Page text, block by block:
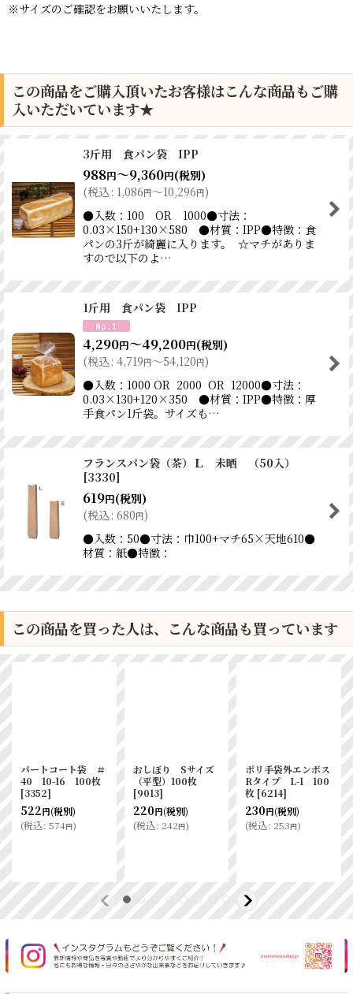
※サイズのご確認をお願いいたします。
この商品をご購入頂いたお客様はこんな商品もご購
入いただいています★
3斤用 食パン袋 IPP
988円～9,360円(税別)
(税込: 1,086円～10,296円)
●入数：100 OR 1000●寸法：
0.03×150+130×580 ●材質：IPP●特徴：食
パンの3斤が綺麗に入ります。 ☆マチがありま
すので以下のよ…
1斤用 食パン袋 IPP
4,290円～49,200円(税別)
(税込: 4,719円～54,120円)
●入数：1000 OR 2000 OR 12000●寸法：
0.03×130+120×350 ●材質：IPP●特徴：厚
手食パン1斤袋。サイズも…
フランスパン袋（茶）Ｌ 未晒 （50入）
[3330]
619円(税別)
(税込: 680円)
●入数：50●寸法：巾100+マチ65×天地610●
材質：紙●特徴：
この商品を買った人は、こんな商品も買っています
パートコート袋 ＃
40 10-16 100枚
[3352]
522円(税別)
(税込: 574円)
おしぼり Sサイズ
（平型）100枚
[9013]
220円(税別)
(税込: 242円)
ポリ手袋外エンボス
Rタイプ L-1 100
枚 [6214]
230円(税別)
(税込: 253円)